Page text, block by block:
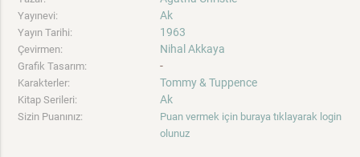
Yayınevi: Ak
Yayın Tarihi: 1963
Çevirmen: Nihal Akkaya
Grafik Tasarım: -
Karakterler: Tommy & Tuppence
Kitap Serileri: Ak
Sizin Puanınız:
Puan vermek için buraya tıklayarak login
olunuz